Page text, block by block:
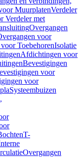
MuurplatenVerdeler
Verdeler met
Overgangen
voor
ToebehorenIsolatie
Afdichtingen voor
Bevestigingen
voor
voor
Systeembuizen
T-
Overgangen